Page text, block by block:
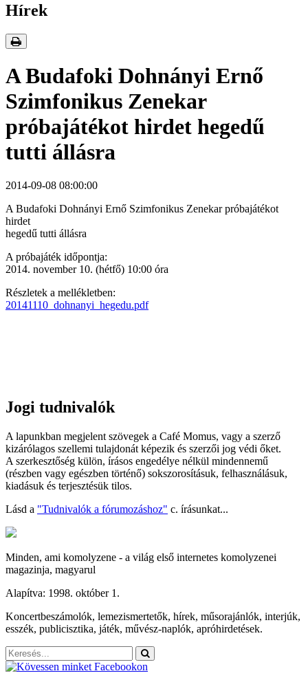
Hírek
A Budafoki Dohnányi Ernő
Szimfonikus Zenekar
próbajátékot hirdet hegedű
tutti állásra
2014-09-08 08:00:00
A Budafoki Dohnányi Ernő Szimfonikus Zenekar próbajátékot
hirdet
hegedű tutti állásra
A próbajáték időpontja:
2014. november 10. (hétfő) 10:00 óra
Részletek a mellékletben:
20141110_dohnanyi_hegedu.pdf
Jogi tudnivalók
A lapunkban megjelent szövegek a Café Momus, vagy a szerző
kizárólagos szellemi tulajdonát képezik és szerzői jog védi őket.
A szerkesztőség külön, írásos engedélye nélkül mindennemű
(részben vagy egészben történő) sokszorosításuk, felhasználásuk,
kiadásuk és terjesztésük tilos.
Lásd a "Tudnivalók a fórumozáshoz" c. írásunkat...
Minden, ami komolyzene - a világ első internetes komolyzenei
magazinja, magyarul
Alapítva: 1998. október 1.
Koncertbeszámolók, lemezismertetők, hírek, műsorajánlók, interjúk,
esszék, publicisztika, játék, művész-naplók, apróhirdetések.